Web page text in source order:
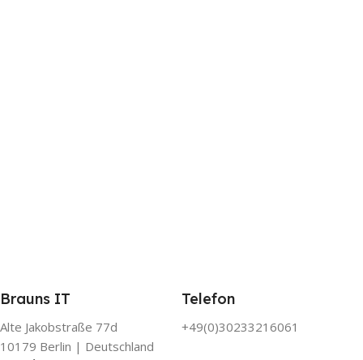
Brauns IT
Alte Jakobstraße 77d
10179 Berlin | Deutschland
Telefon
+49(0)30233216061